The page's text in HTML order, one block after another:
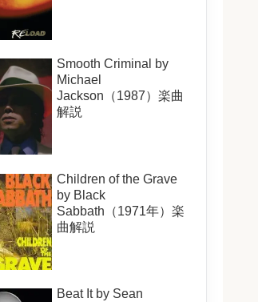
Smooth Criminal by
Michael
Jackson（1987）楽曲
解説
Children of the Grave
by Black
Sabbath（1971年）楽
曲解説
Beat It by Sean